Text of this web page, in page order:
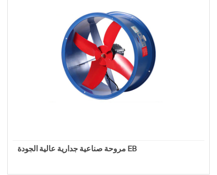
مروحة صناعية جدارية عالية الجودة EB